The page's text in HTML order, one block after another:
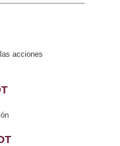
acciones